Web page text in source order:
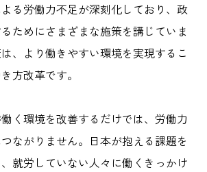
る労働力不足が深刻化しており、政
ためにさまざまな施策を講じていま
、より働きやすい環境を実現するこ
方改革です。
く環境を改善するだけでは、労働力
ながりません。日本が抱える課題を
就労していない人々に働くきっかけ